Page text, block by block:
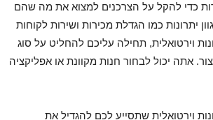
כדי להקל על הצרכנים למצוא את מה שהם
יתרונות כמו הגדלת מכירות ושירות לקוחות
וירטואלית, תחילה עליכם להחליט על סוג
אתה יכול לבחור חנות מקוונת או אפליקציה
וירטואלית שתסייע לכם להגדיל את